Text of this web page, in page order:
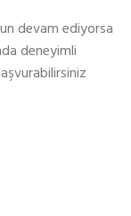
devam ediyorsa
deneyimli